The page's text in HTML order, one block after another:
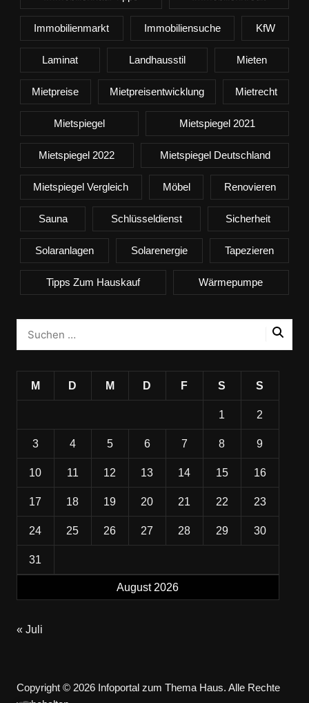
Immobilienmarkt Immobiliensuche KfW
Laminat Landhausstil Mieten
Mietpreise Mietpreisentwicklung Mietrecht
Mietspiegel Mietspiegel 2021
Mietspiegel 2022 Mietspiegel Deutschland
Mietspiegel Vergleich Möbel Renovieren
Sauna Schlüsseldienst Sicherheit
Solaranlagen Solarenergie Tapezieren
Tipps Zum Hauskauf Wärmepumpe
August 2026
M D M D F S S
1 2
3 4 5 6 7 8 9
10 11 12 13 14 15 16
17 18 19 20 21 22 23
24 25 26 27 28 29 30
31
« Juli
Copyright © 2026 Infoportal zum Thema Haus. Alle Rechte